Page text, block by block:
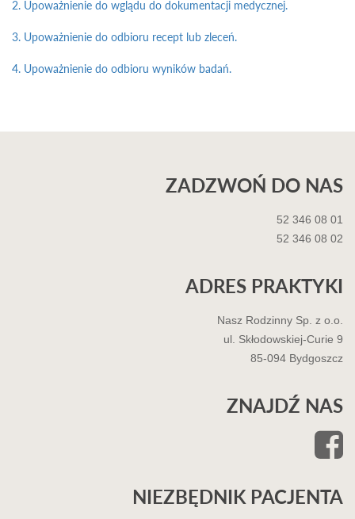
2. Upoważnienie do wglądu do dokumentacji medycznej.
3. Upoważnienie do odbioru recept lub zleceń.
4. Upoważnienie do odbioru wyników badań.
ZADZWOŃ DO NAS
52 346 08 01
52 346 08 02
ADRES PRAKTYKI
Nasz Rodzinny Sp. z o.o.
ul. Skłodowskiej-Curie 9
85-094 Bydgoszcz
ZNAJDŹ NAS
NIEZBĘDNIK PACJENTA